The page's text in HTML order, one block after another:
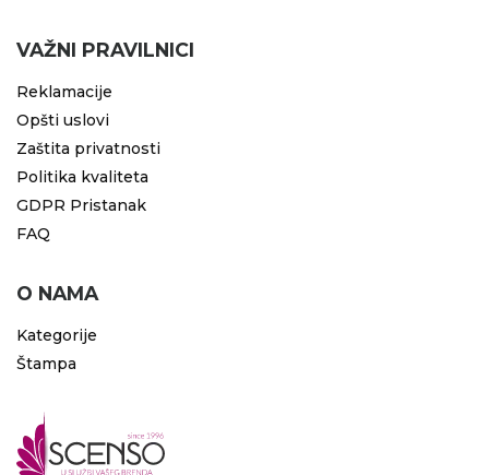
VAŽNI PRAVILNICI
Reklamacije
Opšti uslovi
Zaštita privatnosti
Politika kvaliteta
GDPR Pristanak
FAQ
O NAMA
Kategorije
Štampa